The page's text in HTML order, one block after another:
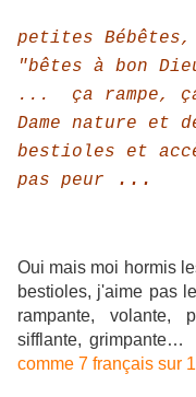
petites
"bêtes à bon
...
ça rampe,
Dame nature et
bestioles et
pas peur
...
Oui mais moi hormis
bestioles, j'aime pas
rampante, volante,
sifflante, grimpante…
comme 7 français sur